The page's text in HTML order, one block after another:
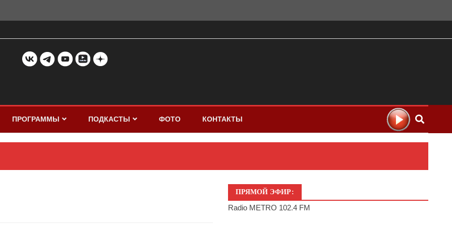
ПРОГРАММЫ ПОДКАСТЫ ФОТО КОНТАКТЫ
ПРЯМОЙ ЭФИР:
Radio METRO 102.4 FM